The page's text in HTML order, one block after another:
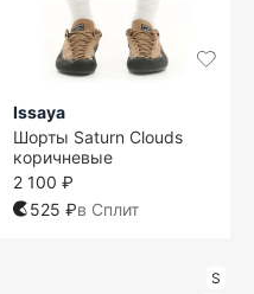
Issaya
Шорты Saturn Clouds
коричневые
2 100 ₽
525 ₽в Сплит
S